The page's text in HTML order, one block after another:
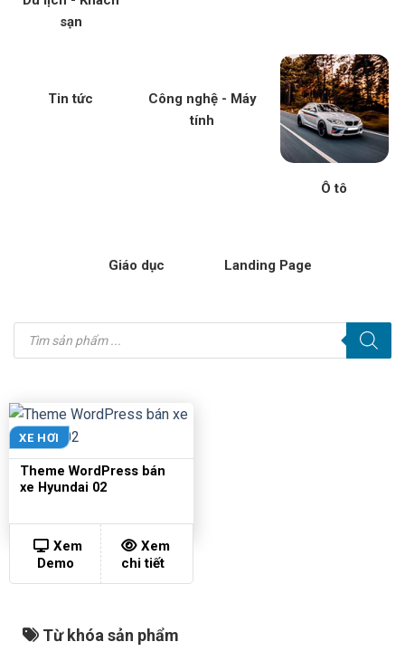
sạn
Tin tức
Công nghệ - Máy
tính
Ô tô
Giáo dục Landing Page
Tìm
kiếm
sản
XE HƠI
Theme WordPress bán
xe Hyundai 02
Xem
Demo
Xem
chi tiết
Từ khóa sản phẩm